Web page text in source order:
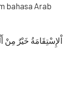
bahasa Arab
اْلإِسْتِقَامَةُ خَيْرٌ مِنْ